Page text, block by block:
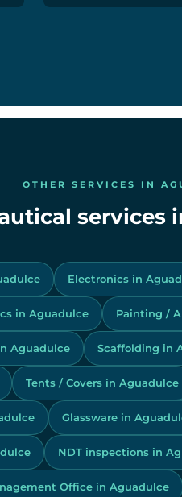
OTHER SERVICES IN
services
Electronics in
in Aguadulce Painting /
Aguadulce Scaffolding in
Tents / Covers in Aguadulce
Glassware in
NDT inspections in
Office in Aguadulce